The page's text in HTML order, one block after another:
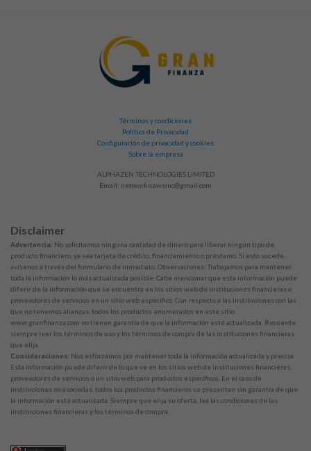
Términos y condiciones
Política de Privacidad
Configuración de privacidad y cookies
Sobre la empresa
ALPHAZEN TECHNOLOGIES LIMITED
Email: networknewsinc@gmail.com
Disclaimer
Advertencia: No solicitamos ninguna cantidad de dinero para liberar ningún tipo de
producto financiero, ya sea tarjeta de crédito, financiamiento o préstamo. Si esto sucede,
avísenos a través del formulario de inmediato. Observaciones: Trabajamos para mantener
toda la información lo más actualizada posible. Cabe mencionar que esta información puede
diferir de la información que se encuentra en los sitios web de instituciones financieras o
proveedores de servicios en un sitio web específico. Con respecto a las instituciones con las
que no tenemos alianzas, todos los productos enumerados en este sitio
www.granfinanza.com no tienen garantía de que la información esté actualizada. Recuerde
siempre leer los términos de uso y los términos de compra de las instituciones financieras
que elija.
Consideraciones: Nos esforzamos por mantener toda la información actualizada y precisa.
Esta información puede diferir de lo que ve en los sitios web de instituciones financieras,
proveedores de servicios o un sitio web para productos específicos. En el caso de
instituciones no asociadas, todos los productos financieros se presentan sin garantía de que
la información esté actualizada. Siempre que elija su oferta, lea las condiciones de las
instituciones financieras y los términos de compra.